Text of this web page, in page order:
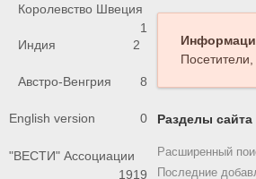
Королевство Швеция
1
Индия
2
Австро-Венгрия 8
English version 0
"ВЕСТИ" Ассоциации
1919
Разделы сайта
Расширенный
Последние